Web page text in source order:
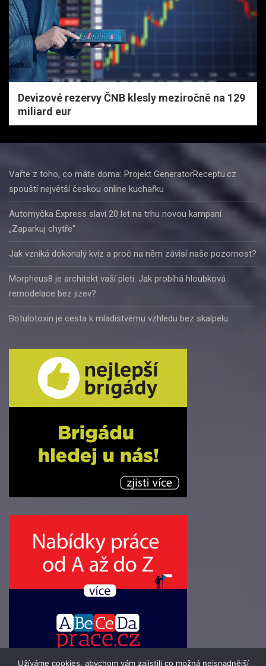
Devizové rezervy ČNB klesly meziročně na 129
miliard eur
Vařte z toho, co máte doma: Projekt GeneratorReceptu.cz
spouští největší českou online kuchařku
Automyčka Express slaví 20 let na trhu novou kampaní
„Zaparkuj chytře“
Jak vzniká dokonalý kvíz a proč na něm závisí naše pozornost?
Morpheus8 je architekt vaší pleti. Jak probíhá hloubková
remodelace bez jizev?
Botulotoxin je cesta k mladistvému vzhledu bez skalpelu
Užíváme cookies, abychom vám zajistili co možná nejsnadnější